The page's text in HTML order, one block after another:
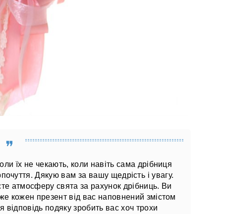
їх не чекають, коли навіть сама дрібниця
Дякую вам за вашу щедрість і увагу.
атмосферу свята за рахунок дрібниць. Ви
кожен презент від вас наповнений змістом
подяку зробить вас хоч трохи